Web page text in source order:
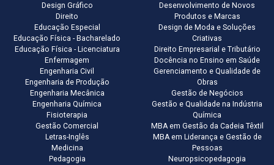
Design Gráfico
Direito
Educação Especial
Educação Física - Bacharelado
Educação Física - Licenciatura
Enfermagem
Engenharia Civil
Engenharia de Produção
Engenharia Mecânica
Engenharia Química
Fisioterapia
Gestão Comercial
Letras-Inglês
Medicina
Pedagogia
Desenvolvimento de Novos
Produtos e Marcas
Design de Moda e Soluções
Criativas
Direito Empresarial e Tributário
Docência no Ensino em Saúde
Gerenciamento e Qualidade de
Obras
Gestão de Negócios
Gestão e Qualidade na Indústria
Química
MBA em Gestão da Cadeia Têxtil
MBA em Liderança e Gestão de
Pessoas
Neuropsicopedagogia